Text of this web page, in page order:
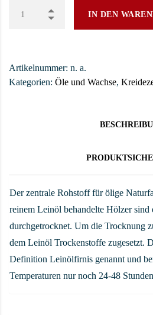
IN DEN
Artikelnummer: n. a.
Kategorien: Öle und Wachse,
Der zentrale Rohstoff für ölige
reinem Leinöl behandelte Hölzer sind
durchgetrocknet. Um die Trocknung
dem Leinöl Trockenstoffe zugesetzt.
Definition Leinölfirnis genannt und
Temperaturen nur noch 24-48